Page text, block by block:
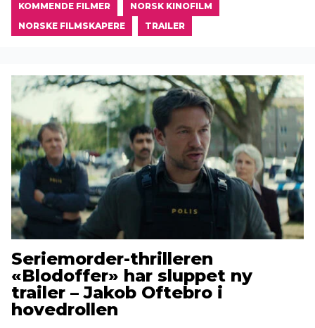
KOMMENDE FILMER
NORSK KINOFILM
NORSKE FILMSKAPERE
TRAILER
Seriemorder-thrilleren
«Blodoffer» har sluppet ny
trailer – Jakob Oftebro i
hovedrollen